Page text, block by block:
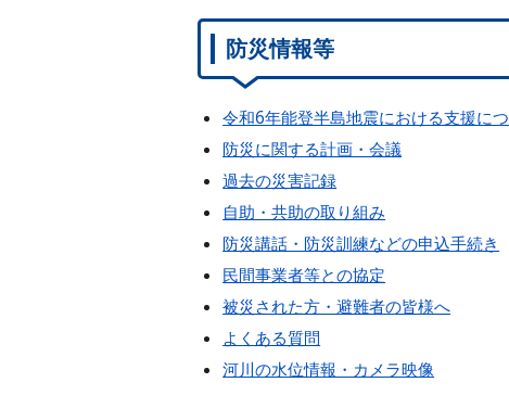
防災情報等
令和6年能登半島地震における支援に
防災に関する計画・会議
過去の災害記録
自助・共助の取り組み
防災講話・防災訓練などの申込手続き
民間事業者等との協定
被災された方・避難者の皆様へ
よくある質問
河川の水位情報・カメラ映像